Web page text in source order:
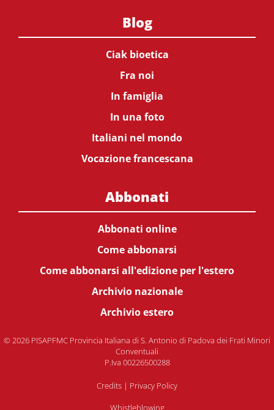
Blog
Ciak bioetica
Fra noi
In famiglia
In una foto
Italiani nel mondo
Vocazione francescana
Abbonati
Abbonati online
Come abbonarsi
Come abbonarsi all'edizione per l'estero
Archivio nazionale
Archivio estero
© 2026 PISAPFMC Provincia Italiana di S. Antonio di Padova dei Frati Minori
Conventuali
P.Iva 00226500288
Credits | Privacy Policy
Whistleblowing